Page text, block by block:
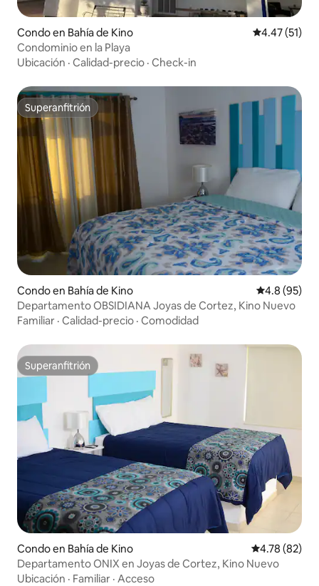
Condo en Bahía de Kino Calificación
4.47 (51)
Condominio en la Playa
Ubicación · Calidad-precio · Check-in
Superanfitrión
Superanfitrión
Condo en Bahía de Kino Calificación
4.8 (95)
Departamento OBSIDIANA Joyas de Cortez, Kino Nuevo
Familiar · Calidad-precio · Comodidad
Superanfitrión
Superanfitrión
Condo en Bahía de Kino Calificación
4.78 (82)
Departamento ONIX en Joyas de Cortez, Kino Nuevo
Ubicación · Familiar · Acceso